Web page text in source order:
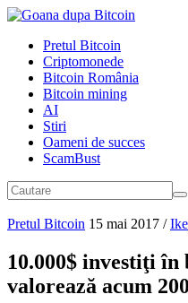
Pretul Bitcoin
Criptomonede
Bitcoin România
Bitcoin mining
AI
Stiri
Oameni de succes
ScamBust
Pretul Bitcoin 15 mai 2017 / Ike
10.000$ investiţi
valorează acum